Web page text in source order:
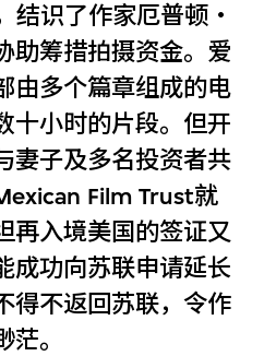
结识了作家厄普顿‧
助筹措拍摄资金。爱
由多个篇章组成的电
十小时的片段。但开
妻子及多名投资者共
Film Trust就
再入境美国的签证又
成功向苏联申请延长
得不返回苏联，令作
。